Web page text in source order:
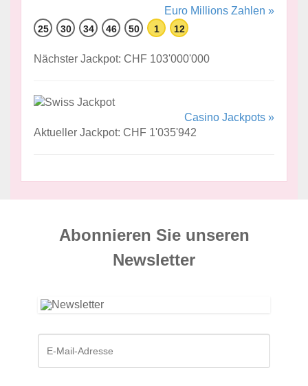
Euro Millions Zahlen »
25 30 34 46 50 1 12
Nächster Jackpot: CHF 103'000'000
Casino Jackpots »
Aktueller Jackpot: CHF 1'035'942
Abonnieren Sie unseren
News­letter